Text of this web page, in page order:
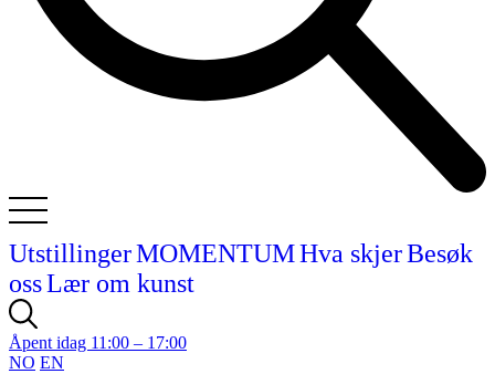
UtstillingerMOMENTUMHva skjerBesøk
ossLær om kunst
Åpent idag 11:00 – 17:00
NO EN